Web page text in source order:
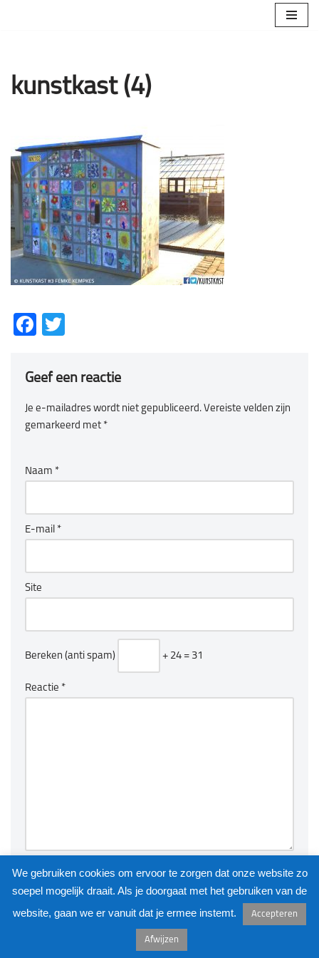
de
inhoud
kunstkast (4)
Facebook
Geef een reactie
Je e-mailadres wordt niet gepubliceerd. Vereiste velden zijn
gemarkeerd met *
Naam *
E-mail *
Site
Bereken (anti spam) + 24 = 31
Reactie *
KUNSTKAST © 2026
| Mogelijk gemaakt door
We gebruiken cookies om ervoor te zorgen dat onze website zo
soepel mogelijk draait. Als je doorgaat met het gebruiken van de
website, gaan we er vanuit dat je ermee instemt.
Accepteren
Afwijzen